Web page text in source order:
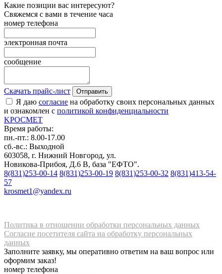
Какие позиции вас интересуют?
Свяжемся с вами в течение часа
номер телефона
электронная почта
сообщение
Скачать прайс-лист Отправить
Я даю согласие на обработку своих персональных данных
и ознакомлен с политикой конфиденциальности
KРОСМЕТ
Время работы:
пн.-пт.: 8.00-17.00
сб.-вс.: Выходной
603058, г. Нижний Новгород, ул.
Новикова-Прибоя, Д.6 В, база "ЕФТО".
8(831)253-00-14 8(831)253-00-19 8(831)253-00-32 8(831)413-54-
57
krosmet1@yandex.ru
Политика в отношении обработки персональных данных
Согласие посетителя сайта на обработку персональных
данных
Заполните заявку, мы оперативно ответим на ваш вопрос или
оформим заказ!
номер телефона